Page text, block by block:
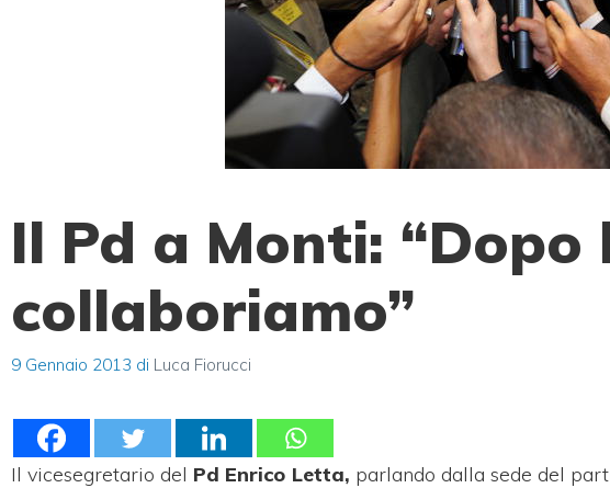
Il Pd a Monti:
collaboriamo”
9 Gennaio 2013 di Luca Fiorucci
Il vicesegretario del Pd Enrico Letta, parlando dalla sede del